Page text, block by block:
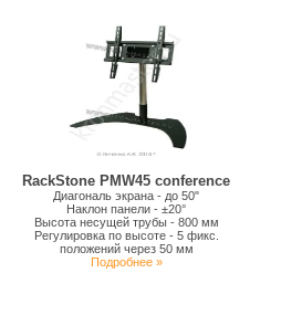
RackStone PMW45 conference
Диагональ экрана - до 50"
Наклон панели - ±20°
Высота несущей трубы - 800 мм
Регулировка по высоте - 5 фикс.
положений через 50 мм
Подробнее »